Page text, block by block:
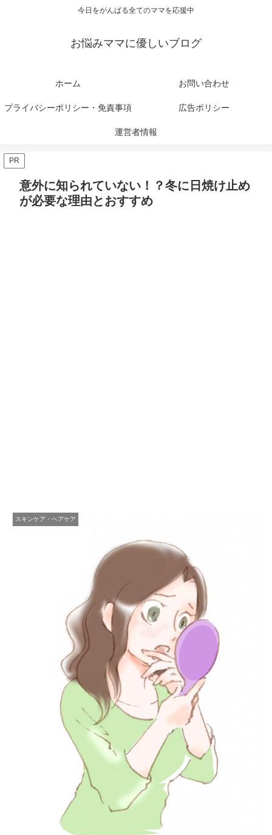
今日をがんばる全てのママを応援中
お悩みママに優しいブログ
ホーム お問い合わせ
プライバシーポリシー・免責事項 広告ポリシー
運営者情報
PR
意外に知られていない！？冬に日焼け止め
が必要な理由とおすすめ
スキンケア・ヘアケア